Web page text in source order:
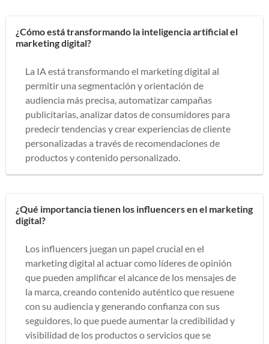
¿Cómo está transformando la inteligencia artificial el
marketing digital?
La IA está transformando el marketing digital al
permitir una segmentación y orientación de
audiencia más precisa, automatizar campañas
publicitarias, analizar datos de consumidores para
predecir tendencias y crear experiencias de cliente
personalizadas a través de recomendaciones de
productos y contenido personalizado.
¿Qué importancia tienen los influencers en el marketing
digital?
Los influencers juegan un papel crucial en el
marketing digital al actuar como líderes de opinión
que pueden amplificar el alcance de los mensajes de
la marca, creando contenido auténtico que resuene
con su audiencia y generando confianza con sus
seguidores, lo que puede aumentar la credibilidad y
visibilidad de los productos o servicios que se